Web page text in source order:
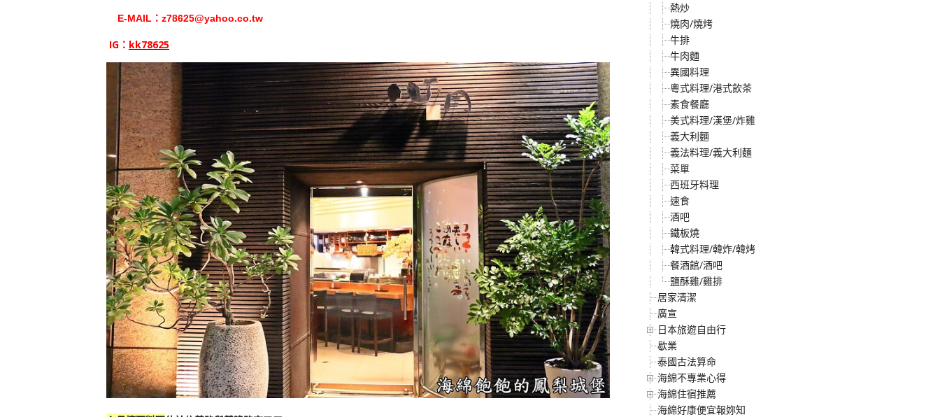
E-MAIL： z78625@yahoo.co.tw
IG： kk78625
熱炒
燒肉/燒烤
牛排
牛肉麵
異國料理
粵式料理/港式飲茶
素食餐廳
美式料理/漢堡/炸雞
義大利麵
義法料理/義大利麵
菜單
西班牙料理
速食
酒吧
鐵板燒
韓式料理/韓炸/韓烤
餐酒館/酒吧
鹽酥雞/雞排
居家清潔
廣宣
日本旅遊自由行
歇業
泰國古法算命
海綿不專業心得
海綿住宿推薦
海綿好康便宜報妳知